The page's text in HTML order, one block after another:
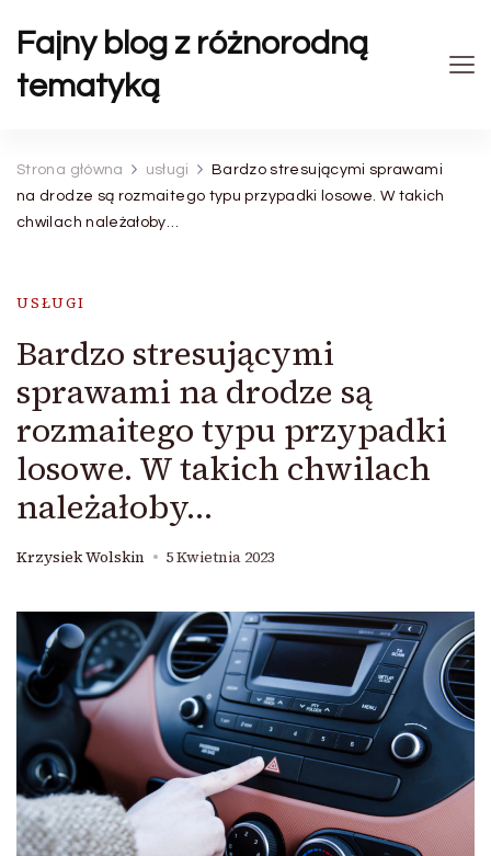
Fajny blog z różnorodną
tematyką
Strona główna usługi
Bardzo stresującymi sprawami
na drodze są rozmaitego typu przypadki losowe. W takich
chwilach należałoby…
USŁUGI
Bardzo stresującymi
sprawami na drodze są
rozmaitego typu przypadki
losowe. W takich chwilach
należałoby…
Krzysiek Wolskin 5 Kwietnia 2023